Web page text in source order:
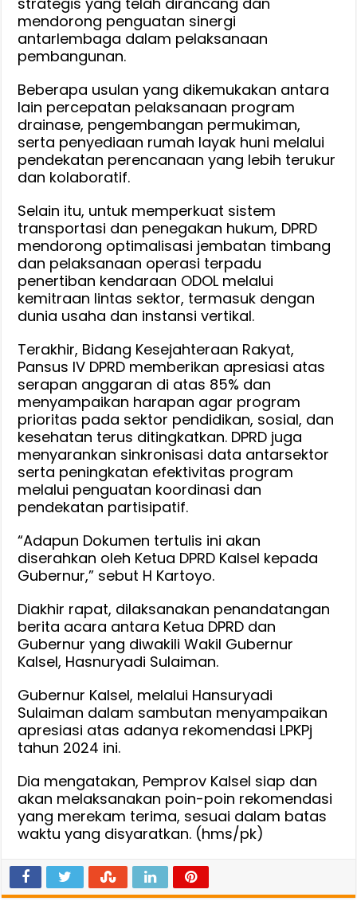
mendorong penguatan sinergi
antarlembaga dalam pelaksanaan
pembangunan.
Beberapa usulan yang dikemukakan antara
lain percepatan pelaksanaan program
drainase, pengembangan permukiman,
serta penyediaan rumah layak huni melalui
pendekatan perencanaan yang lebih terukur
dan kolaboratif.
Selain itu, untuk memperkuat sistem
transportasi dan penegakan hukum, DPRD
mendorong optimalisasi jembatan timbang
dan pelaksanaan operasi terpadu
penertiban kendaraan ODOL melalui
kemitraan lintas sektor, termasuk dengan
dunia usaha dan instansi vertikal.
Terakhir, Bidang Kesejahteraan Rakyat,
Pansus IV DPRD memberikan apresiasi atas
serapan anggaran di atas 85% dan
menyampaikan harapan agar program
prioritas pada sektor pendidikan, sosial, dan
kesehatan terus ditingkatkan. DPRD juga
menyarankan sinkronisasi data antarsektor
serta peningkatan efektivitas program
melalui penguatan koordinasi dan
pendekatan partisipatif.
“Adapun Dokumen tertulis ini akan
diserahkan oleh Ketua DPRD Kalsel kepada
Gubernur,” sebut H Kartoyo.
Diakhir rapat, dilaksanakan penandatangan
berita acara antara Ketua DPRD dan
Gubernur yang diwakili Wakil Gubernur
Kalsel, Hasnuryadi Sulaiman.
Gubernur Kalsel, melalui Hansuryadi
Sulaiman dalam sambutan menyampaikan
apresiasi atas adanya rekomendasi LPKPj
tahun 2024 ini.
Dia mengatakan, Pemprov Kalsel siap dan
akan melaksanakan poin-poin rekomendasi
yang merekam terima, sesuai dalam batas
waktu yang disyaratkan. (hms/pk)